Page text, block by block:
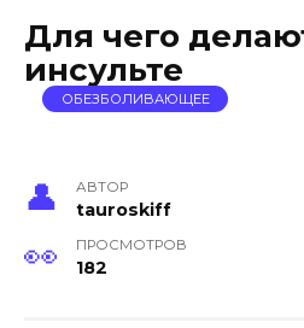
Для чего
инсульте
ОБЕЗБОЛИВАЮЩЕЕ
АВТОР
tauroskiff
ПРОСМОТРОВ
182